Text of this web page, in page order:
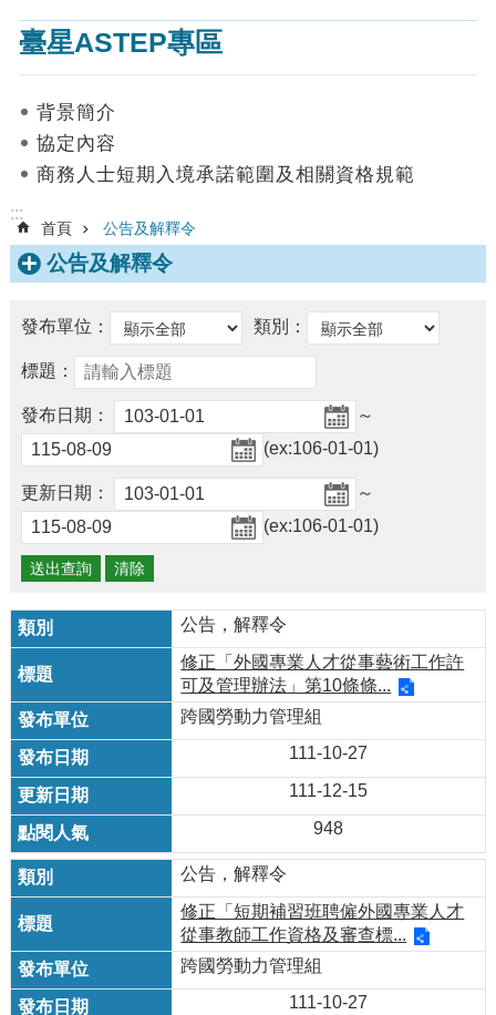
網
站
覽
絡
我
們
English
隱
權
資
訊
安
全
政
策
政
網
站
資
料
開
放
宣
告
檢
舉
貪
瀆
臺星ASTEP專區
背景簡介
協定內容
商務人士短期入境承諾範圍及相關資格規範
:::
首頁 公告及解釋令
公告及解釋令
發布單位： 類別：
標題：
發布日期：
～
(ex:106-01-01)
更新日期：
～
(ex:106-01-01)
公告，解釋令
修正「外國專業人才從事藝術工作許
可及管理辦法」第10條條...
跨國勞動力管理組
111-10-27
111-12-15
948
公告，解釋令
修正「短期補習班聘僱外國專業人才
從事教師工作資格及審查標...
跨國勞動力管理組
111-10-27